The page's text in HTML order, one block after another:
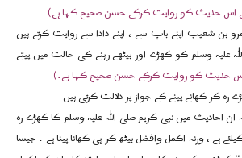
نے اس حدیث کو روایت کرکے حسن صحیح کہا ہے)
بن شعیب اپنے باپ سے ، اپنے دادا سے روایت کرتے ہیں
علیہ وسلم کو کھڑے اور بیٹھے رہنے کی حالت میں پیتے
اس حدیث کو روایت کرکے حسن صحیح کہا ہے۔)
رہ کر کھانے پینے کے جواز پر دلالت کرتی ہیں
ان احادیث میں نبی کریم صلی اللہ علیہ وسلم کا کھڑے رہ
ہے ، ورنہ اکمل وافضل بیٹھ کر ہی کھانا پینا ہے ۔ جیسا